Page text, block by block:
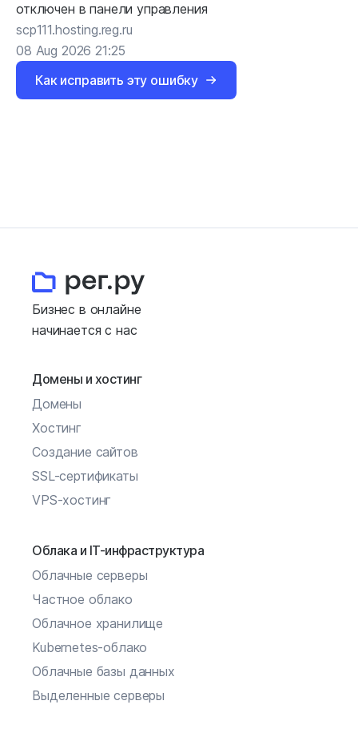
отключен в панели управления
scp111.hosting.reg.ru
08 Aug 2026 21:25
Как исправить эту ошибку
Бизнес в онлайне
начинается с нас
Домены и хостинг
Домены
Хостинг
Создание сайтов
SSL-сертификаты
VPS-хостинг
Облака и IT-инфраструктура
Облачные серверы
Частное облако
Облачное хранилище
Kubernetes-облако
Облачные базы данных
Выделенные серверы